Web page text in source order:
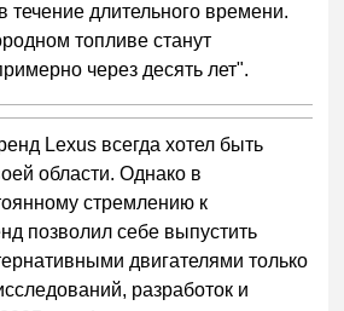
длительного времени.
топливе станут
через десять лет".
Lexus всегда хотел быть
области. Однако в
стремлению к
позволил себе выпустить
двигателями только
разработок и